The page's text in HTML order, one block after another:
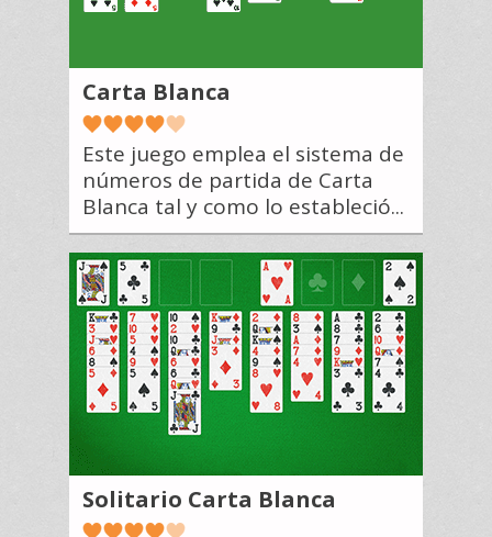
Carta Blanca
Este juego emplea el sistema de
números de partida de Carta
Blanca tal y como lo estableció...
Solitario Carta Blanca